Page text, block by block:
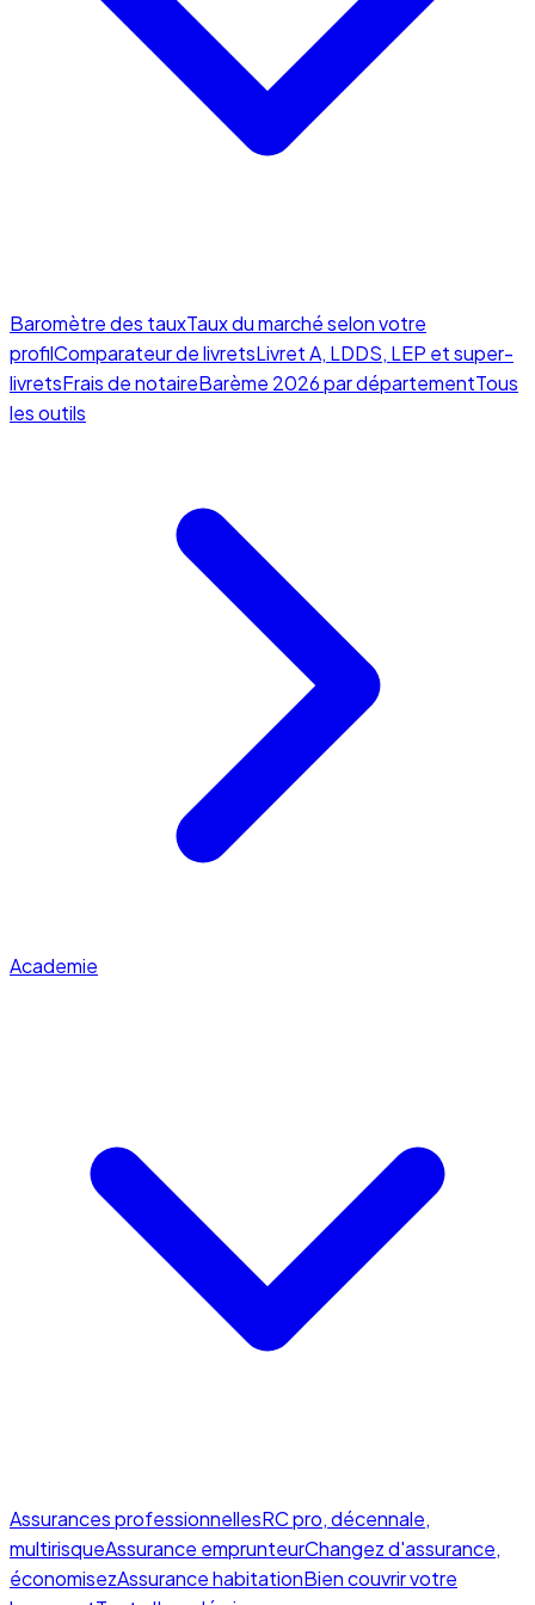
Baromètre des tauxTaux du marché selon votre
profilComparateur de livretsLivret A, LDDS, LEP et super-
livretsFrais de notaireBarème 2026 par départementTous
les outils
Academie
Assurances professionnellesRC pro, décennale,
multirisqueAssurance emprunteurChangez d'assurance,
économisezAssurance habitationBien couvrir votre